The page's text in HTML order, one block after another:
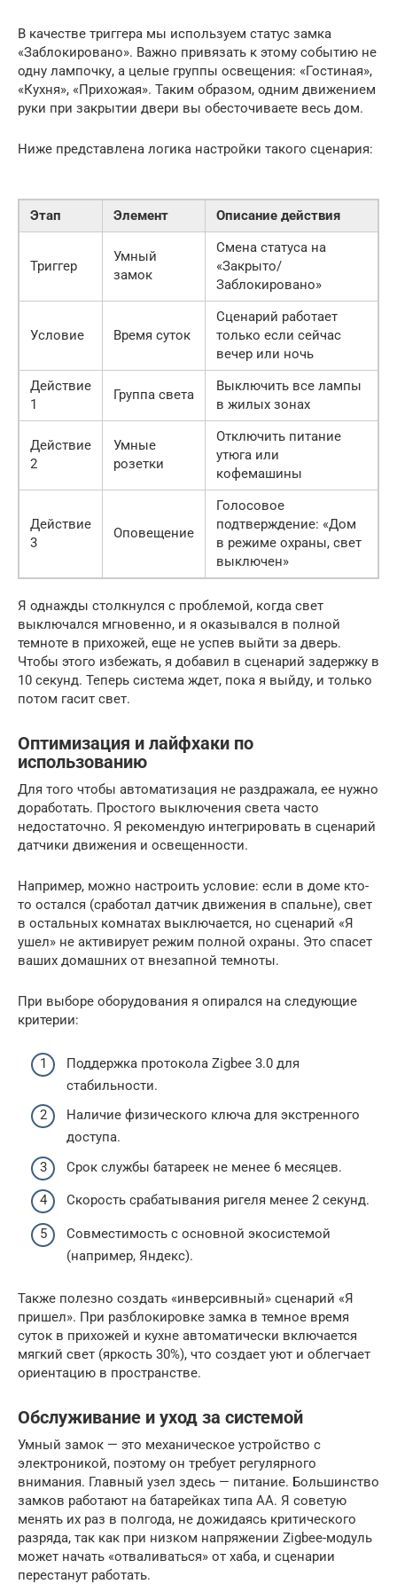
В качестве триггера мы используем статус замка
«Заблокировано». Важно привязать к этому событию не
одну лампочку, а целые группы освещения: «Гостиная»,
«Кухня», «Прихожая». Таким образом, одним движением
руки при закрытии двери вы обесточиваете весь дом.
Ниже представлена логика настройки такого сценария:
Этап Элемент Описание действия
Триггер
Умный
замок
Смена статуса на
«Закрыто/
Заблокировано»
Условие Время суток
Сценарий работает
только если сейчас
вечер или ночь
Действие
1
Группа света
Выключить все лампы
в жилых зонах
Действие
2
Умные
розетки
Отключить питание
утюга или
кофемашины
Действие
3
Оповещение
Голосовое
подтверждение: «Дом
в режиме охраны, свет
выключен»
Я однажды столкнулся с проблемой, когда свет
выключался мгновенно, и я оказывался в полной
темноте в прихожей, еще не успев выйти за дверь.
Чтобы этого избежать, я добавил в сценарий задержку в
10 секунд. Теперь система ждет, пока я выйду, и только
потом гасит свет.
Оптимизация и лайфхаки по
использованию
Для того чтобы автоматизация не раздражала, ее нужно
доработать. Простого выключения света часто
недостаточно. Я рекомендую интегрировать в сценарий
датчики движения и освещенности.
Например, можно настроить условие: если в доме кто-
то остался (сработал датчик движения в спальне), свет
в остальных комнатах выключается, но сценарий «Я
ушел» не активирует режим полной охраны. Это спасет
ваших домашних от внезапной темноты.
При выборе оборудования я опирался на следующие
критерии:
Поддержка протокола Zigbee 3.0 для
стабильности.
Наличие физического ключа для экстренного
доступа.
Срок службы батареек не менее 6 месяцев.
Скорость срабатывания ригеля менее 2 секунд.
Совместимость с основной экосистемой
(например, Яндекс).
Также полезно создать «инверсивный» сценарий «Я
пришел». При разблокировке замка в темное время
суток в прихожей и кухне автоматически включается
мягкий свет (яркость 30%), что создает уют и облегчает
ориентацию в пространстве.
Обслуживание и уход за системой
Умный замок — это механическое устройство с
электроникой, поэтому он требует регулярного
внимания. Главный узел здесь — питание. Большинство
замков работают на батарейках типа AA. Я советую
менять их раз в полгода, не дожидаясь критического
разряда, так как при низком напряжении Zigbee-модуль
может начать «отваливаться» от хаба, и сценарии
перестанут работать.